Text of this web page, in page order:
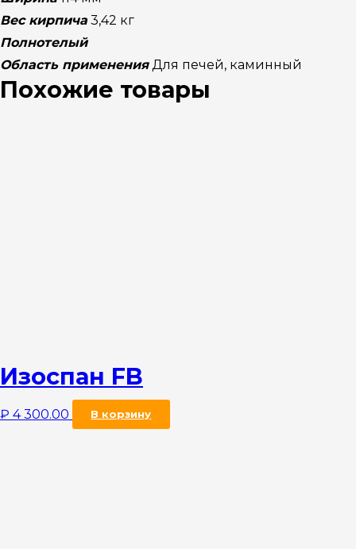
Вес кирпича 3,42 кг
Полнотелый
Область примененияДля печей, каминный
Похожие товары
Изоспан FB
₽ 4 300.00 В корзину